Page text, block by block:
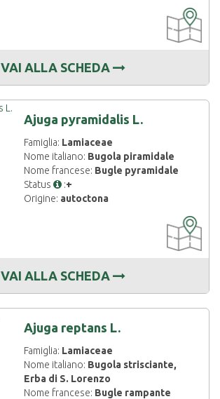
DISPONIBILE
VAI ALLA SCHEDA
Ajuga pyramidalis L.
Famiglia: Lamiaceae
Nome italiano: Bugola piramidale
Nome francese: Bugle pyramidale
Status
:+
Origine: autoctona
DISPONIBILE
VAI ALLA SCHEDA
Ajuga reptans L.
Famiglia: Lamiaceae
Nome italiano: Bugola strisciante,
Erba di S. Lorenzo
Nome francese: Bugle rampante